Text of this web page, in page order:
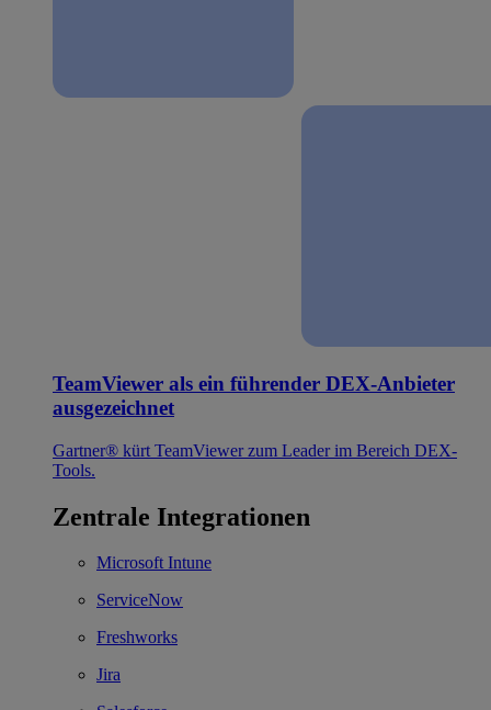
TeamViewer als ein führender DEX-Anbieter
ausgezeichnet
Gartner® kürt TeamViewer zum Leader im Bereich DEX-
Tools.
Zentrale Integrationen
Microsoft Intune
ServiceNow
Freshworks
Jira